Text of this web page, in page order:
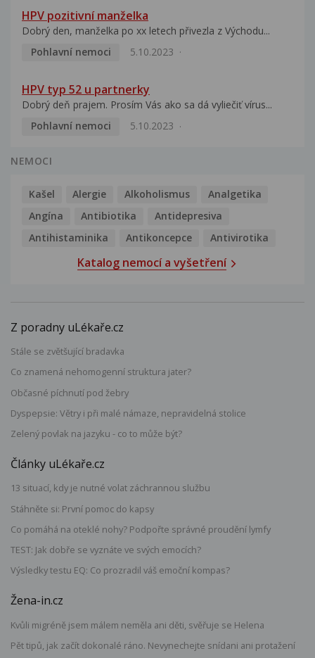
HPV pozitivní manželka
Dobrý den, manželka po xx letech přivezla z Východu...
Pohlavní nemoci
5.10.2023
HPV typ 52 u partnerky
Dobrý deň prajem. Prosím Vás ako sa dá vyliečiť vírus...
Pohlavní nemoci
5.10.2023
NEMOCI
Kašel Alergie Alkoholismus
Analgetika
Angína
Antibiotika
Antidepresiva
Antihistaminika
Antikoncepce Antivirotika
Katalog nemocí a vyšetření
Z poradny uLékaře.cz
Stále se zvětšující bradavka
Co znamená nehomogenní struktura jater?
Občasné píchnutí pod žebry
Dyspepsie: Větry i při malé námaze, nepravidelná stolice
Zelený povlak na jazyku - co to může být?
Články uLékaře.cz
13 situací, kdy je nutné volat záchrannou službu
Stáhněte si: První pomoc do kapsy
Co pomáhá na oteklé nohy? Podpořte správné proudění lymfy
TEST: Jak dobře se vyznáte ve svých emocích?
Výsledky testu EQ: Co prozradil váš emoční kompas?
Žena-in.cz
Kvůli migréně jsem málem neměla ani děti, svěřuje se Helena
Pět tipů, jak začít dokonalé ráno. Nevynechejte snídani ani protažení